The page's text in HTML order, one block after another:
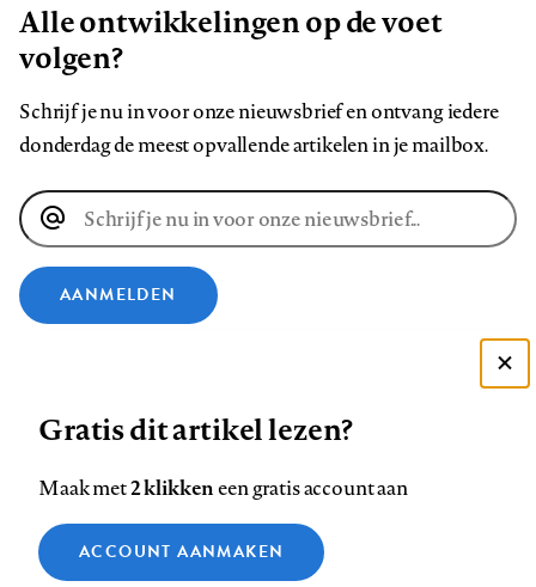
Alle ontwikkelingen op de voet
volgen?
Schrijf je nu in voor onze nieuwsbrief en ontvang iedere
donderdag de meest opvallende artikelen in je mailbox.
E-
mailadres
AANMELDEN
ons
op
Facebook
ons
op
LinkedIn
ons
op
Bluesky
ons
op
Instagram
ons
op
YouTube
ons
Footer
Contact Colofon Disclaimer Privacy
Medische vragen verdienen
Zie onze cookie policy
Analytische cookies
Gratis dit artikel lezen?
Maak met2 klikkeneen gratis account aan
ACCOUNT AANMAKEN